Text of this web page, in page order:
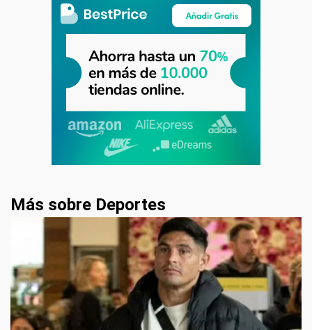
Más sobre Deportes